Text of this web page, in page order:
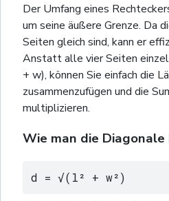
Der Umfang eines
um seine äußere Grenze. Da
Seiten gleich sind, kann er
Anstatt alle vier Seiten
+ w), können Sie einfach die
zusammenzufügen und die
multiplizieren.
Wie man die
d = √(l² + w²)